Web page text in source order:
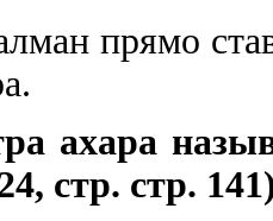
прямо
ахара
стр. стр.